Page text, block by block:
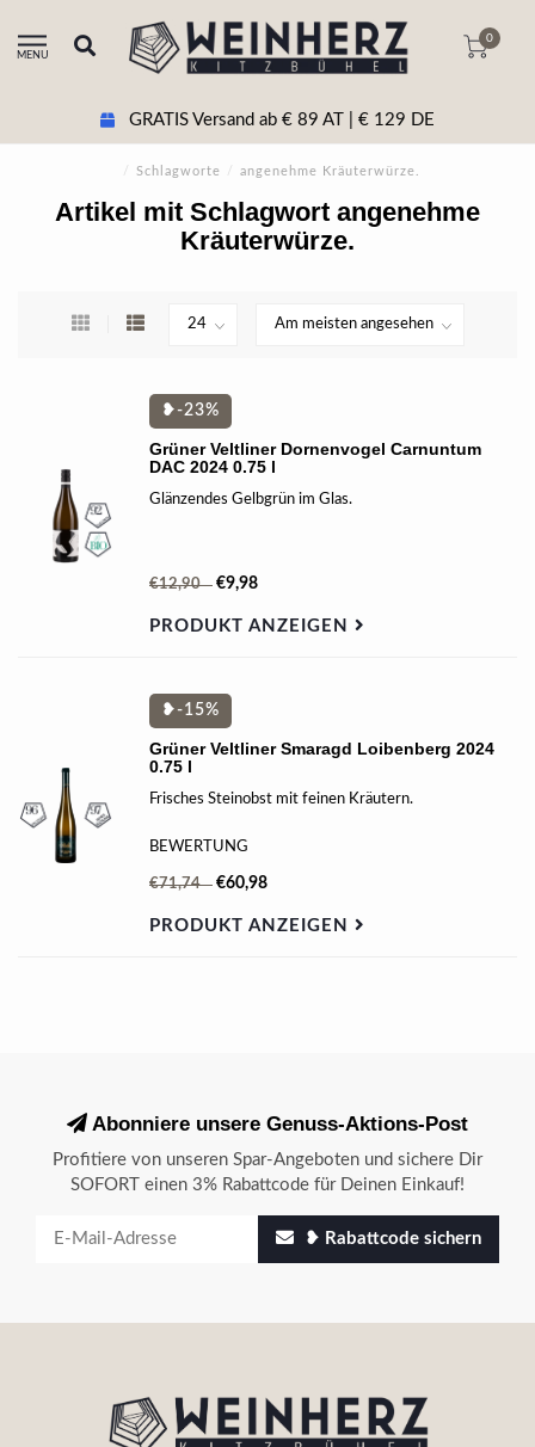
MENU
0
GRATIS Versand ab € 89 AT | € 129 DE
/ Schlagworte / angenehme Kräuterwürze.
Artikel mit Schlagwort angenehme
Kräuterwürze.
❥-23%
Grüner Veltliner Dornenvogel Carnuntum
DAC 2024 0.75 l
Glänzendes Gelbgrün im Glas.
€12,90 €9,98
PRODUKT ANZEIGEN
❥-15%
Grüner Veltliner Smaragd Loibenberg 2024
0.75 l
Frisches Steinobst mit feinen Kräutern.
BEWERTUNG
| 97 Falstaff |
€71,74 €60,98
PRODUKT ANZEIGEN
Abonniere unsere Genuss-Aktions-Post
Profitiere von unseren Spar-Angeboten und sichere Dir
SOFORT einen 3% Rabattcode für Deinen Einkauf!
❥ Rabattcode sichern